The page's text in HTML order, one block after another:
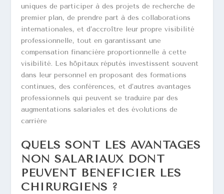
uniques de participer à des projets de recherche de
premier plan, de prendre part à des collaborations
internationales, et d’accroître leur propre visibilité
professionnelle, tout en garantissant une
compensation financière proportionnelle à cette
visibilité. Les hôpitaux réputés investissent souvent
dans leur personnel en proposant des formations
continues, des conférences, et d’autres avantages
professionnels qui peuvent se traduire par des
augmentations salariales et des évolutions de
carrière
QUELS SONT LES AVANTAGES
NON SALARIAUX DONT
PEUVENT BÉNÉFICIER LES
CHIRURGIENS ?